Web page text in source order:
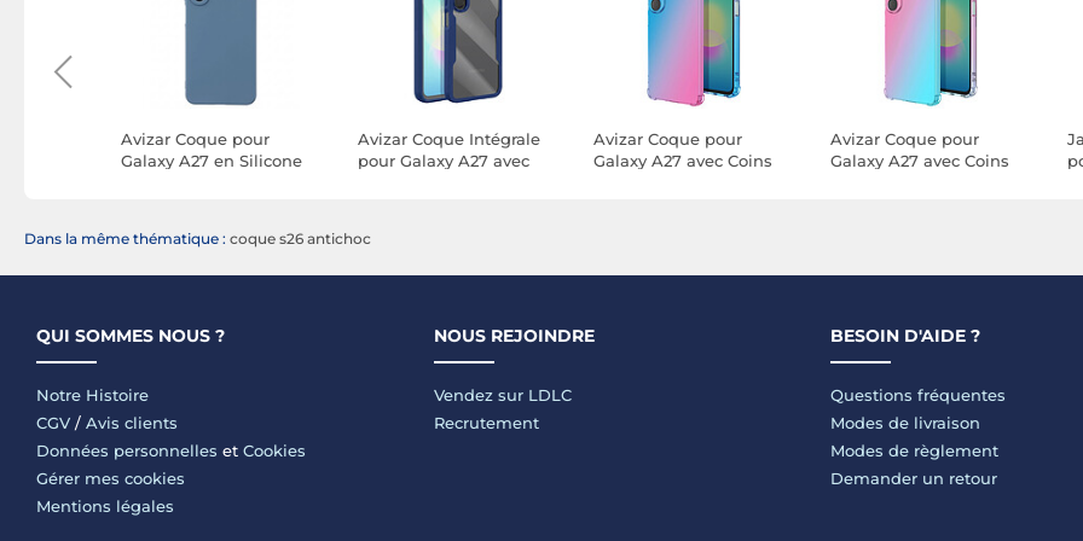
Avizar Coque pour
Galaxy A27 en Silicone
Avizar Coque Intégrale
pour Galaxy A27 avec
Avizar Coque pour
Galaxy A27 avec Coins
Avizar Coque pour
Galaxy A27 avec Coins
Dans la même thématique : coque s26 antichoc
QUI SOMMES NOUS ?
Notre Histoire
CGV / Avis clients
Données personnelles et Cookies
Gérer mes cookies
Mentions légales
NOUS REJOINDRE
Vendez sur LDLC
Recrutement
BESOIN D'AIDE ?
Questions fréquentes
Modes de livraison
Modes de règlement
Demander un retour